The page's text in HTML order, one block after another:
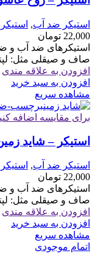
استیکر ضد آب,
22,000 تومان
استیکرهای ضد آب و
صاف و صیقلی مثل:
افزودن به علاقه مندی
افزودن به سبد خرید
مشاهده سریع
برای مقایسه اضافه
استیکر – شاید
استیکر ضد آب,
22,000 تومان
استیکرهای ضد آب و
صاف و صیقلی مثل:
افزودن به علاقه مندی
افزودن به سبد خرید
مشاهده سریع
اتمام موجودی